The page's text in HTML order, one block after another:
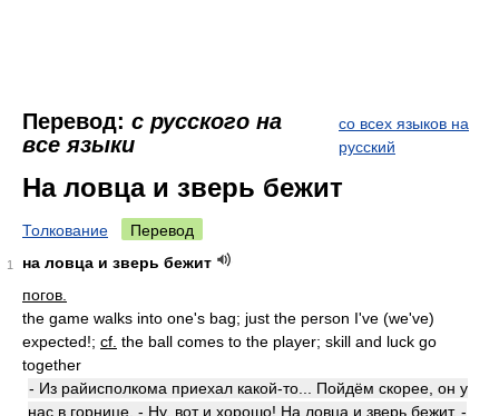
Перевод: с русского на
все языки
со всех языков на
русский
На ловца и зверь бежит
Толкование Перевод
1
на ловца и зверь бежит
погов.
the game walks into one's bag; just the person I've (we've)
expected!; cf. the ball comes to the player; skill and luck go
together
- Из райисполкома приехал какой-то... Пойдём скорее, он у
нас в горнице. - Ну, вот и хорошо! На ловца и зверь бежит, -